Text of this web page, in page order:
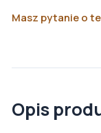
Masz pytanie o
Opis